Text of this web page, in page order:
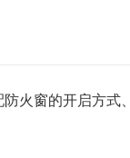
窗的开启方式